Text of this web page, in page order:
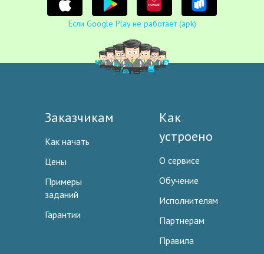
Если Google Play не работает (apk)
Заказчикам
Как начать
Цены
Примеры
заданий
Гарантии
Как
устроено
О сервисе
Обучение
Исполнителям
Партнерам
Правила